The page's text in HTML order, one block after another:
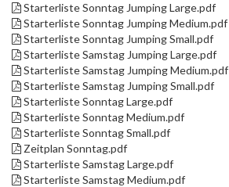
Starterliste Sonntag Jumping Large.pdf
Starterliste Sonntag Jumping Medium.pdf
Starterliste Sonntag Jumping Small.pdf
Starterliste Samstag Jumping Large.pdf
Starterliste Samstag Jumping Medium.pdf
Starterliste Samstag Jumping Small.pdf
Starterliste Sonntag Large.pdf
Starterliste Sonntag Medium.pdf
Starterliste Sonntag Small.pdf
Zeitplan Sonntag.pdf
Starterliste Samstag Large.pdf
Starterliste Samstag Medium.pdf